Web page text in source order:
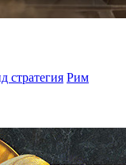
стратегия Рим